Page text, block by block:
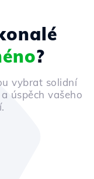
?
vybrat solidní
úspěch vašeho